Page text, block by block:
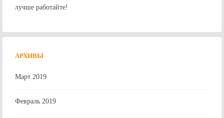
лучше работайте!
АРХИВЫ
Март 2019
Февраль 2019